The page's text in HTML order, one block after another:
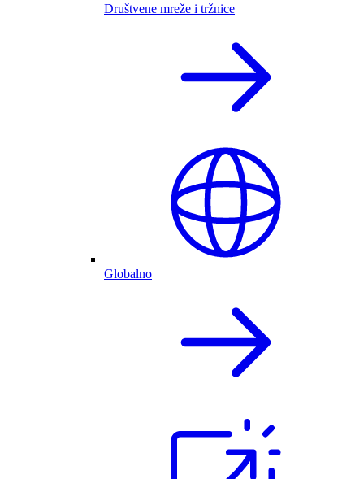
Društvene mreže i tržnice
Globalno